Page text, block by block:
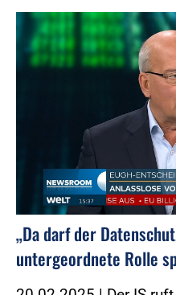
„Da darf der
untergeordnete Rolle